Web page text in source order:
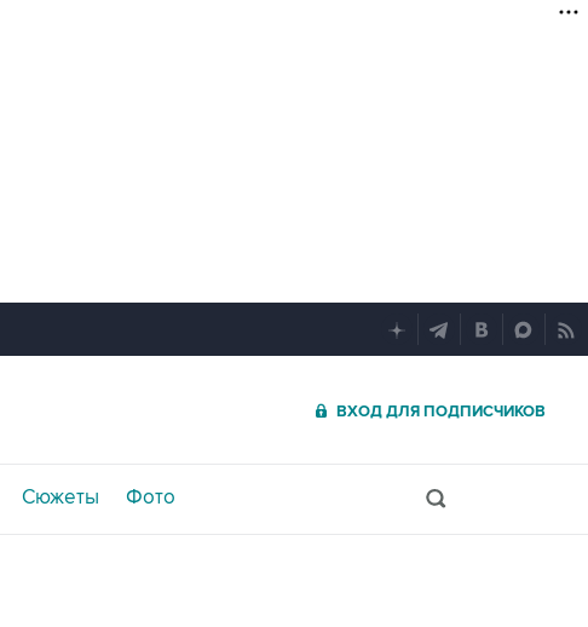
ВХОД ДЛЯ ПОДПИСЧИКОВ
Сюжеты Фото